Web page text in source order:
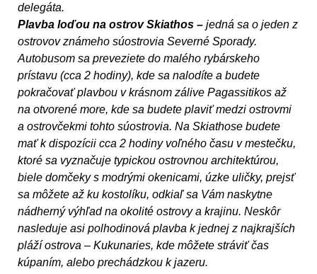
delegáta.
Plavba loďou na ostrov Skiathos – jedná sa o jeden z
ostrovov známeho súostrovia Severné Sporady.
Autobusom sa preveziete do malého rybárskeho
prístavu (cca 2 hodiny), kde sa nalodíte a budete
pokračovať plavbou v krásnom zálive Pagassitikos až
na otvorené more, kde sa budete plaviť medzi ostrovmi
a ostrovčekmi tohto súostrovia. Na Skiathose budete
mať k dispozícii cca 2 hodiny voľného času v mestečku,
ktoré sa vyznačuje typickou ostrovnou architektúrou,
biele domčeky s modrými okenicami, úzke uličky, prejsť
sa môžete až ku kostolíku, odkiaľ sa Vám naskytne
nádherný výhľad na okolité ostrovy a krajinu. Neskôr
nasleduje asi polhodinová plavba k jednej z najkrajších
pláží ostrova – Kukunaries, kde môžete stráviť čas
kúpaním, alebo prechádzkou k jazeru.